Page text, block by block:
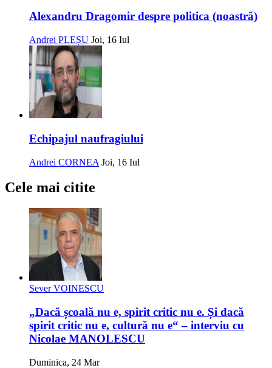
Alexandru Dragomir despre politica (noastră)
Andrei PLEȘU Joi, 16 Iul
Echipajul naufragiului
Andrei CORNEA Joi, 16 Iul
Cele mai citite
Sever VOINESCU
„Dacă școală nu e, spirit critic nu e. Și dacă
spirit critic nu e, cultură nu e“ – interviu cu
Nicolae MANOLESCU
Duminica, 24 Mar